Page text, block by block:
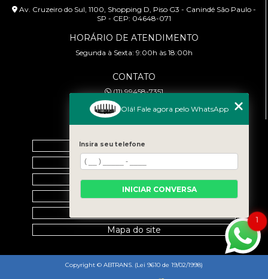
Av. Cruzeiro do Sul, 1100, Shopping D, Piso G3 - Canindé São Paulo -
SP - CEP: 04648-071
HORÁRIO DE ATENDIMENTO
Segunda à Sexta: 9:00h às 18:00h
CONTATO
(11) 99458-7351
cursoabtrans@gmail.com
Home
Empresa
Galeria
Contato
Mapa do site
Copyright © ABTRANS. (Lei 9610 de 19/02/1998)
1
Olá! Fale agora pelo WhatsApp
Insira seu telefone
INICIAR CONVERSA